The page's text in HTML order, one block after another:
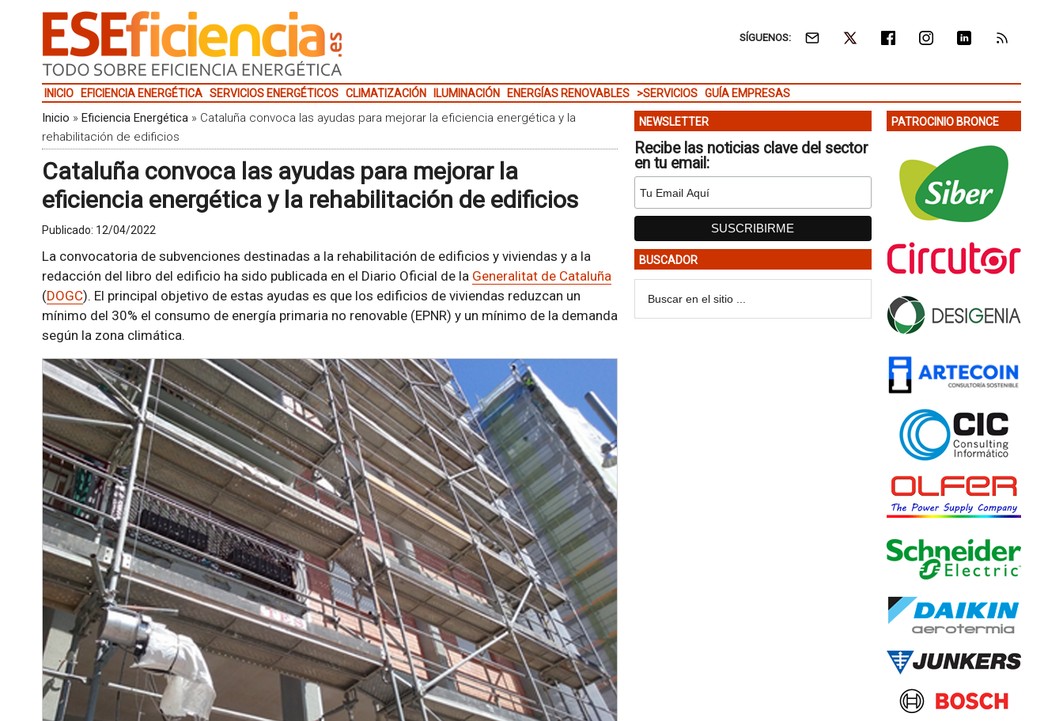
SÍGUENOS:
INICIO EFICIENCIA ENERGÉTICA SERVICIOS ENERGÉTICOS CLIMATIZACIÓN ILUMINACIÓN ENERGÍAS RENOVABLES >SERVICIOS GUÍA EMPRESAS
Inicio » Eficiencia Energética» Cataluña convoca las ayudas para mejorar la eficiencia energética y la
rehabilitación de edificios
Cataluña convoca las ayudas para mejorar la
eficiencia energética y la rehabilitación de edificios
Publicado: 12/04/2022
La convocatoria de subvenciones destinadas a la rehabilitación de edificios y viviendas y a la
redacción del libro del edificio ha sido publicada en el Diario Oficial de la Generalitat de Cataluña
(DOGC). El principal objetivo de estas ayudas es que los edificios de viviendas reduzcan un
mínimo del 30% el consumo de energía primaria no renovable (EPNR) y un mínimo de la demanda
según la zona climática.
NEWSLETTER
Recibe las noticias clave del sector
en tu email:
BUSCADOR
PATROCINIO BRONCE